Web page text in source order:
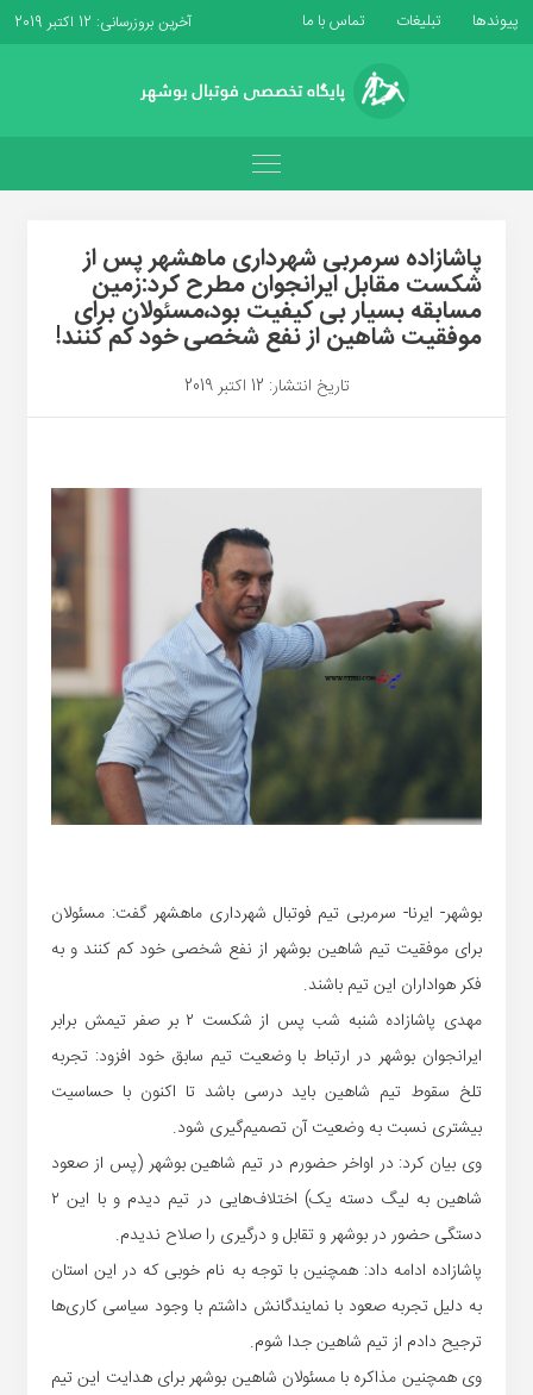
پیوندها تبلیغات تماس با ما آخرین بروزرسانی: 12 اکتبر 2019
پاشازاده سرمربی شهرداری ماهشهر پس از
شکست مقابل ایرانجوان مطرح کرد:زمین
مسابقه بسیار بی کیفیت بود،مسئولان برای
موفقیت شاهین از نفع شخصی خود کم کنند!
تاریخ انتشار: 12 اکتبر 2019
بوشهر- ایرنا- سرمربی تیم فوتبال شهرداری ماهشهر گفت: مسئولان
برای موفقیت تیم شاهین بوشهر از نفع شخصی خود کم کنند و به
فکر هواداران این تیم باشند.
مهدی پاشازاده شنبه شب پس از شکست ۲ بر صفر تیمش برابر
ایرانجوان بوشهر در ارتباط با وضعیت تیم سابق خود افزود: تجربه
تلخ سقوط تیم شاهین باید درسی باشد تا اکنون با حساسیت
بیشتری نسبت به وضعیت آن تصمیم‌گیری شود.
وی بیان کرد: در اواخر حضورم در تیم شاهین بوشهر (پس از صعود
شاهین به لیگ دسته یک) اختلاف‌هایی در تیم دیدم و با این ۲
دستگی حضور در بوشهر و تقابل و درگیری را صلاح ندیدم.
پاشازاده ادامه داد: همچنین با توجه به نام خوبی که در این استان
به دلیل تجربه صعود با نمایندگانش داشتم با وجود سیاسی کاری‌ها
ترجیح دادم از تیم شاهین جدا شوم.
وی همچنین مذاکره با مسئولان شاهین بوشهر برای هدایت این تیم